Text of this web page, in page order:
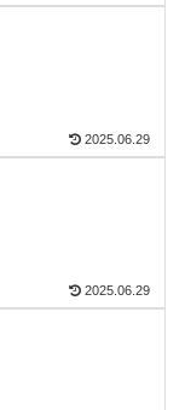
2025.06.29
2025.06.29